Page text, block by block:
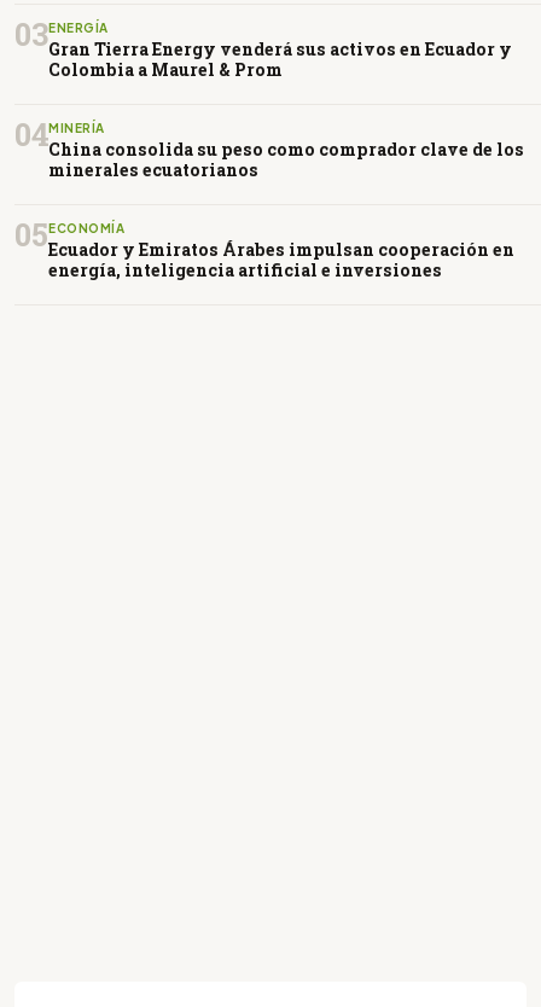
03ENERGÍA
Gran Tierra Energy venderá sus activos en Ecuador y
Colombia a Maurel & Prom
04MINERÍA
China consolida su peso como comprador clave de los
minerales ecuatorianos
05 ECONOMÍA
Ecuador y Emiratos Árabes impulsan cooperación en
energía, inteligencia artificial e inversiones